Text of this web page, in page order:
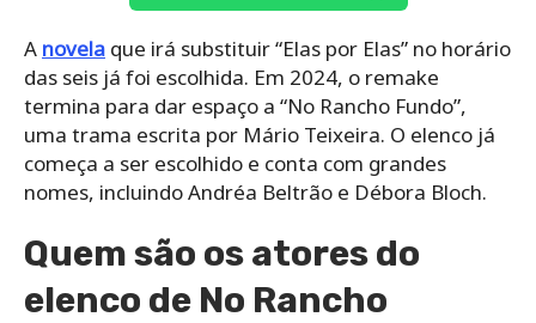
A novela que irá substituir “Elas por Elas” no horário
das seis já foi escolhida. Em 2024, o remake
termina para dar espaço a “No Rancho Fundo”,
uma trama escrita por Mário Teixeira. O elenco já
começa a ser escolhido e conta com grandes
nomes, incluindo Andréa Beltrão e Débora Bloch.
Quem são os atores do
elenco de No Rancho